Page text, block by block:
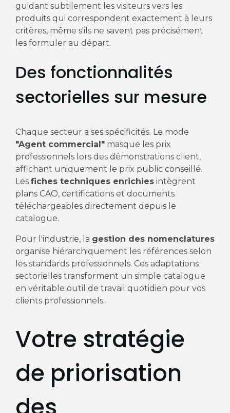
guidant subtilement les visiteurs vers les
produits qui correspondent exactement à leurs
critères, même s'ils ne savent pas précisément
les formuler au départ.
Des fonctionnalités
sectorielles sur mesure
Chaque secteur a ses spécificités. Le mode
"Agent commercial"masque les prix
professionnels lors des démonstrations client,
affichant uniquement le prix public conseillé.
Les fiches techniques enrichiesintègrent
plans CAO, certifications et documents
téléchargeables directement depuis le
catalogue.
Pour l'industrie, la gestion des nomenclatures
organise hiérarchiquement les références selon
les standards professionnels. Ces adaptations
sectorielles transforment un simple catalogue
en véritable outil de travail quotidien pour vos
clients professionnels.
Votre stratégie
de priorisation